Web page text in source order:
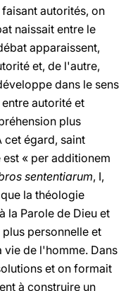
autorités, on
naissait entre le
apparaissent,
et, de l'autre,
dans le sens
autorité et
plus
cet égard, saint
« per additionem
sententiarum, I,
la théologie
la Parole de Dieu et
personnelle et
vie de l'homme. Dans
et on formait
à construire un